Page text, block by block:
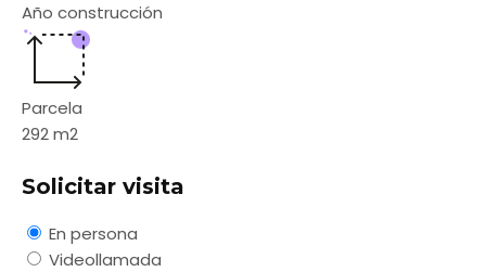
Año construcción
Parcela
292m2
Solicitar visita
En persona
Videollamada